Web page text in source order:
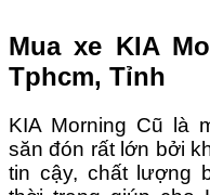
Mua xe KIA
Tphcm, Tỉnh
KIA Morning Cũ là
săn đón rất lớn bởi
tin cậy, chất lượng